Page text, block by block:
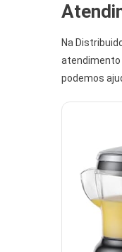
Na
atendimento
podemos